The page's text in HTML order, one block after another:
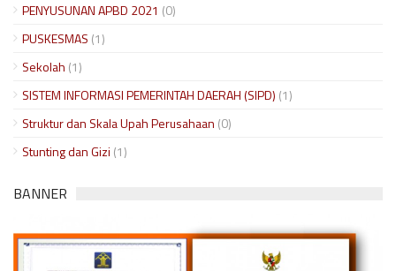
PENYUSUNAN APBD 2021 (0)
PUSKESMAS (1)
Sekolah (1)
SISTEM INFORMASI PEMERINTAH DAERAH (SIPD) (1)
Struktur dan Skala Upah Perusahaan (0)
Stunting dan Gizi (1)
BANNER